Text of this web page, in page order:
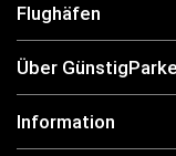
Flughäfen
Über
Information